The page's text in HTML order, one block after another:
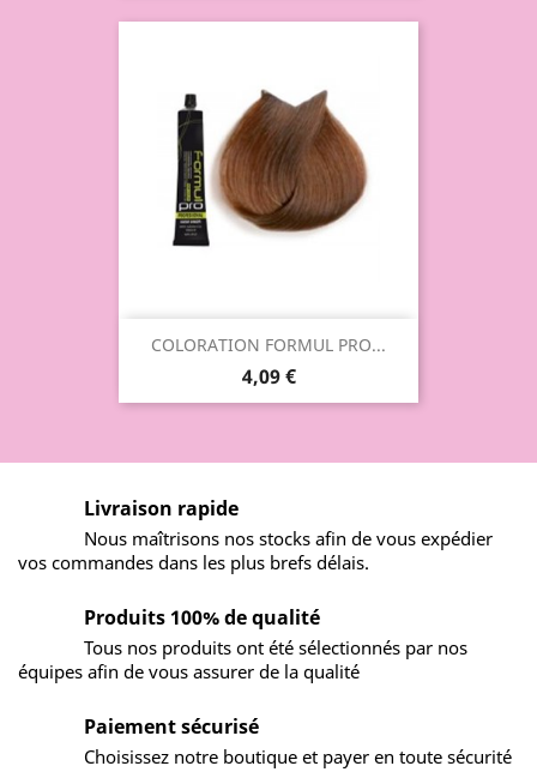
COLORATION FORMUL PRO...
4,09 €
Livraison rapide
Nous maîtrisons nos stocks afin de vous expédier
vos commandes dans les plus brefs délais.
Produits 100% de qualité
Tous nos produits ont été sélectionnés par nos
équipes afin de vous assurer de la qualité
Paiement sécurisé
Choisissez notre boutique et payer en toute sécurité